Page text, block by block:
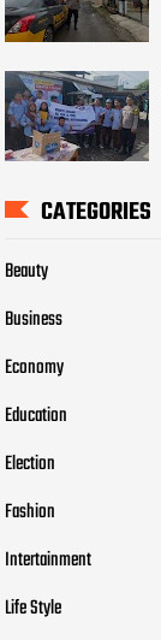
CATEGORIES
Beauty
Business
Economy
Education
Election
Fashion
Intertainment
Life Style